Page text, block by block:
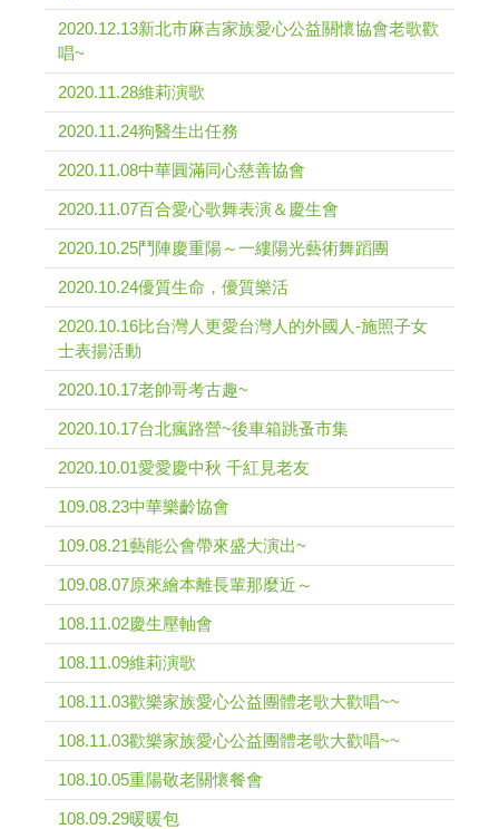
2020.12.13新北市麻吉家族愛心公益關懷協會老歌歡
唱~
2020.11.28維莉演歌
2020.11.24狗醫生出任務
2020.11.08中華圓滿同心慈善協會
2020.11.07百合愛心歌舞表演＆慶生會
2020.10.25鬥陣慶重陽～一縷陽光藝術舞蹈團
2020.10.24優質生命，優質樂活
2020.10.16比台灣人更愛台灣人的外國人-施照子女
士表揚活動
2020.10.17老帥哥考古趣~
2020.10.17台北瘋路營~後車箱跳蚤市集
2020.10.01愛愛慶中秋 千紅見老友
109.08.23中華樂齡協會
109.08.21藝能公會帶來盛大演出~
109.08.07原來繪本離長輩那麼近～
108.11.02慶生壓軸會
108.11.09維莉演歌
108.11.03歡樂家族愛心公益團體老歌大歡唱~~
108.11.03歡樂家族愛心公益團體老歌大歡唱~~
108.10.05重陽敬老關懷餐會
108.09.29暖暖包